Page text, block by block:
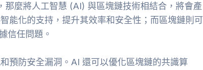
麼將人工智慧 (AI) 與區塊鏈技術相結合，將會產
能化的支持，提升其效率和安全性；而區塊鏈則可
信任問題。
預防安全漏洞。AI 還可以優化區塊鏈的共識算